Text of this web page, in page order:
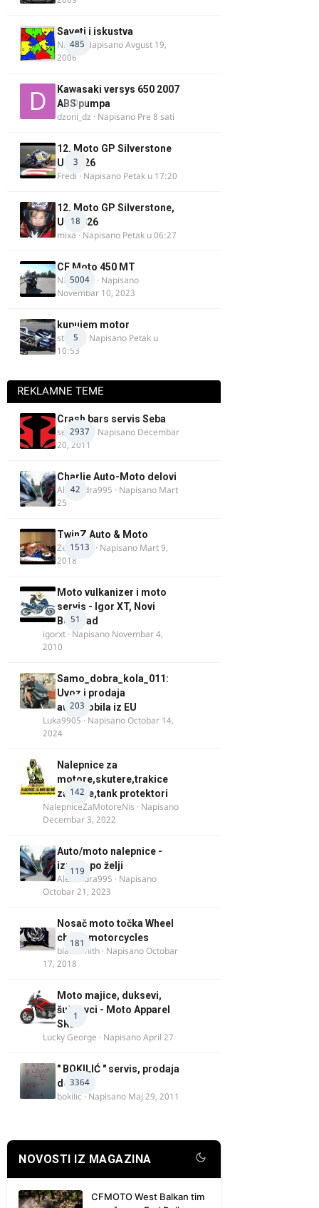
485
Saveti i iskustva
Najzli· NapisanoAvgust 19,
2006
0
Kawasaki versys 650 2007
ABS pumpa
dzoni_dz · Napisano Pre 8 sati
3
12. Moto GP Silverstone
UK 2026
Fredi · Napisano Petak u 17:20
18
12. Moto GP Silverstone,
UK, 2026
mixa · Napisano Petak u 06:27
5004
CF Moto 450 MT
NIKOLA 1
· Napisano
Novembar 10, 2023
5
kupujem motor
strugo · Napisano Petak u
10:53
REKLAMNE TEME
2937
Crash bars servis Seba
seba011 · Napisano Decembar
20, 2011
42
Charlie Auto-Moto delovi
Alexandra995 · Napisano Mart
25
1513
TwinZ Auto & Moto
Zeljkamp · Napisano Mart 9,
2018
51
Moto vulkanizer i moto
servis - Igor XT, Novi
Beograd
igorxt · Napisano Novembar 4,
2010
203
Samo_dobra_kola_011:
Uvoz i prodaja
automobila iz EU
Luka9905 · NapisanoOctobar 14,
2024
142
Nalepnice za
motore,skutere,trakice
za felne,tank protektori
NalepniceZaMotoreNis · Napisano
Decembar 3, 2022
119
Auto/moto nalepnice -
izrada po želji
Alexandra995 · Napisano
Octobar 21, 2023
181
Nosač moto točka Wheel
chock motorcycles
blacksmith · NapisanoOctobar
17, 2018
1
Moto majice, duksevi,
šuškavci - Moto Apparel
SRB
Lucky George · NapisanoApril 27
3364
" BOKILIĆ " servis, prodaja
delova
bokilic · Napisano Maj 29, 2011
NOVOSTI IZ MAGAZINA
CFMOTO West Balkan tim